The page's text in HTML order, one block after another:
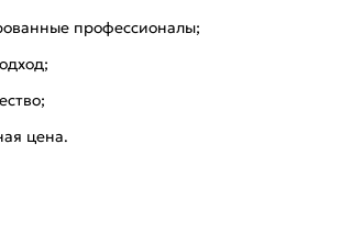
профессионалы;
цена.